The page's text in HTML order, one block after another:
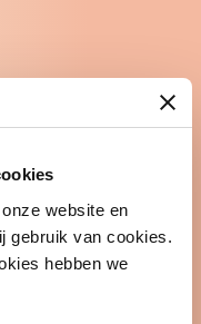
website en
gebruik van cookies.
hebben we
valt
Voor
van de ouders
die dit